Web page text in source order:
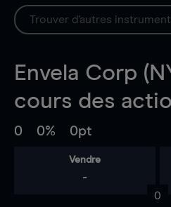
Envela Corp
cours des
0 0% 0pt
Vendre
-
0